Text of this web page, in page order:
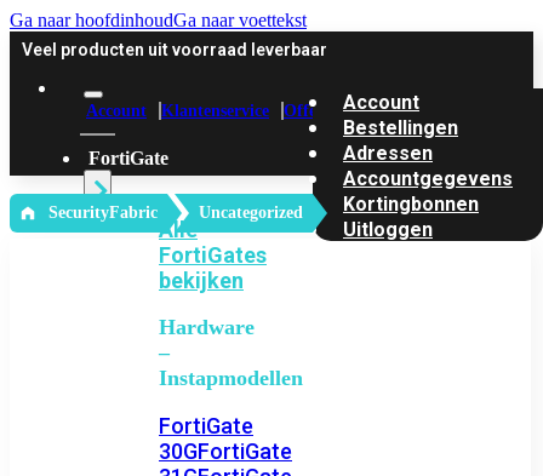
Ga naar hoofdinhoudGa naar voettekst
Veel producten uit voorraad leverbaar
Account Klantenservice Offerte
FortiGate
Alle
FortiGates
bekijken
Hardware
–
Instapmodellen
FortiGate
30GFortiGate
Account
Bestellingen
Adressen
Accountgegevens
Kortingbonnen
Uitloggen
‎ SecurityFabric Uncategorized